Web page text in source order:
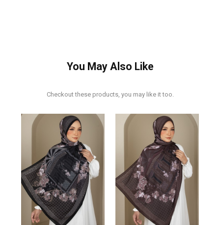
You May Also Like
Checkout these products, you may like it too.